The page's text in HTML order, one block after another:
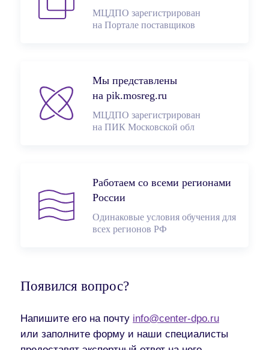
МЦДПО зарегистрирован
на Портале поставщиков
Мы представлены
на pik.mosreg.ru
МЦДПО зарегистрирован
на ПИК Московской обл
Работаем со всеми регионами
России
Одинаковые условия обучения для
всех регионов РФ
Появился вопрос?
Напишите его на почту info@center-dpo.ru
или заполните форму и наши специалисты